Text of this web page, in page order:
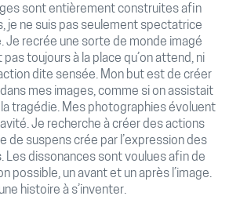
sont entièrement construites afin
je ne suis pas seulement spectatrice
Je recrée une sorte de monde imagé
pas toujours à la place qu’on attend, ni
dite sensée. Mon but est de créer
mes images, comme si on assistait
tragédie. Mes photographies évoluent
Je recherche à créer des actions
de suspens crée par l’expression des
Les dissonances sont voulues afin de
possible, un avant et un après l’image.
histoire à s’inventer.